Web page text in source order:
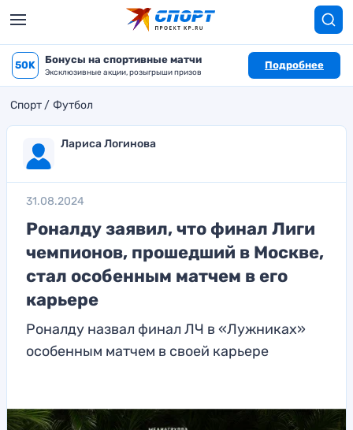
50K Бонусы на спортивные матчи
Эксклюзивные акции, розыгрыши призов
Подробнее
Спорт Футбол
Лариса Логинова
31.08.2024
Роналду заявил, что финал Лиги
чемпионов, прошедший в Москве,
стал особенным матчем в его
карьере
Роналду назвал финал ЛЧ в «Лужниках»
особенным матчем в своей карьере